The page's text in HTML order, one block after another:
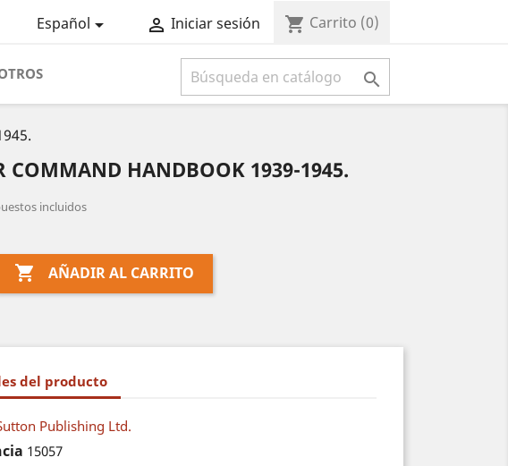
Español  Iniciar sesión shopping_cart Carrito (0)

COMMAND HANDBOOK 1939-1945.
incluidos
 AÑADIR AL CARRITO
del producto
Publishing Ltd.
15057